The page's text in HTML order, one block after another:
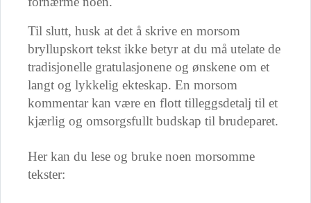
Til slutt, husk at det å skrive en morsom
bryllupskort tekst ikke betyr at du må utelate de
tradisjonelle gratulasjonene og ønskene om et
langt og lykkelig ekteskap. En morsom
kommentar kan være en flott tilleggsdetalj til et
kjærlig og omsorgsfullt budskap til brudeparet.
Her kan du lese og bruke noen morsomme
tekster: